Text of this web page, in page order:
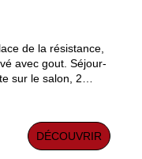
de la résistance,
sur le salon, 2
DÉCOUVRIR